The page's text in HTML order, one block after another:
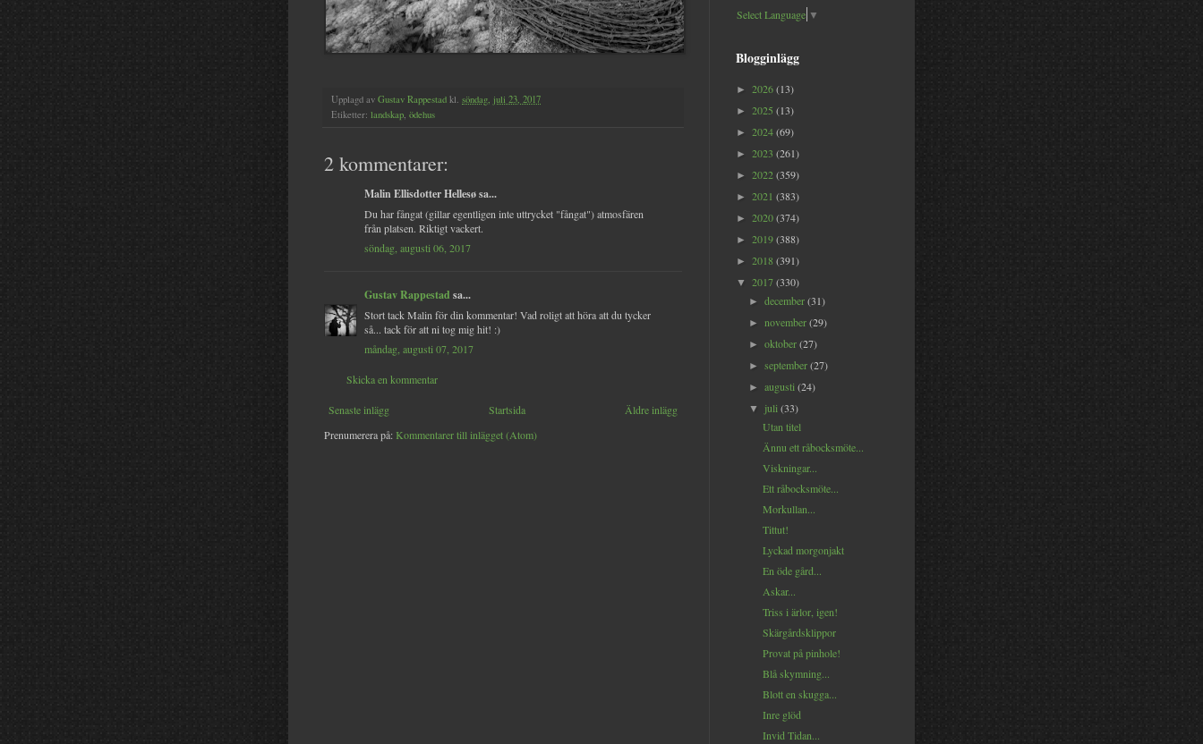
Upplagd av Gustav Rappestad kl. söndag, juli 23, 2017
Etiketter: landskap, ödehus
2 kommentarer:
Malin Ellisdotter Hellesø sa...
Du har fångat (gillar egentligen inte uttrycket "fångat") atmosfären
från platsen. Riktigt vackert.
söndag, augusti 06, 2017
Gustav Rappestad sa...
Stort tack Malin för din kommentar! Vad roligt att höra att du tycker
så... tack för att ni tog mig hit! :)
måndag, augusti 07, 2017
Skicka en kommentar
Senaste inlägg Äldre inlägg
Startsida
Prenumerera på: Kommentarer till inlägget (Atom)
Select Language ▼
Blogginlägg
► 2026(13)
► 2025 (13)
► 2024(69)
► 2023 (261)
► 2022(359)
► 2021 (383)
► 2020(374)
► 2019(388)
► 2018 (391)
▼ 2017(330)
►december(31)
►november(29)
►oktober(27)
►september(27)
►augusti(24)
▼ juli(33)
Utan titel
Ännu ett råbocksmöte...
Viskningar...
Ett råbocksmöte...
Morkullan...
Tittut!
Lyckad morgonjakt
En öde gård...
Askar...
Triss i ärlor, igen!
Skärgårdsklippor
Provat på pinhole!
Blå skymning...
Blott en skugga...
Inre glöd
Invid Tidan...